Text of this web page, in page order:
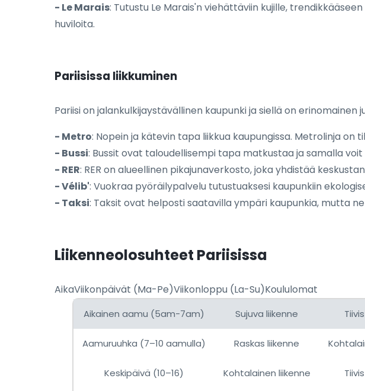
- Le Marais: Tutustu Le Marais'n viehättäviin kujille,
huviloita.
Pariisissa liikkuminen
Pariisi on jalankulkijaystävällinen kaupunki ja siellä on
- Metro: Nopein ja kätevin tapa liikkua kaupungissa. Metrolinja on
- Bussi: Bussit ovat taloudellisempi tapa matkustaa ja samalla voit
- RER: RER on alueellinen pikajunaverkosto, joka yhdistää
- Vélib': Vuokraa pyöräilypalvelu tutustuaksesi kaupunkiin
- Taksi: Taksit ovat helposti saatavilla ympäri kaupunkia, mutta
Liikenneolosuhteet Pariisissa
AikaViikonpäivät (Ma-Pe)Viikonloppu (La-Su)Koululomat
Aikainen aamu (5am-7am) Sujuva liikenne
Aamuruuhka (7–10 aamulla) Raskas liikenne
Keskipäivä (10–16) Kohtalainen liikenne